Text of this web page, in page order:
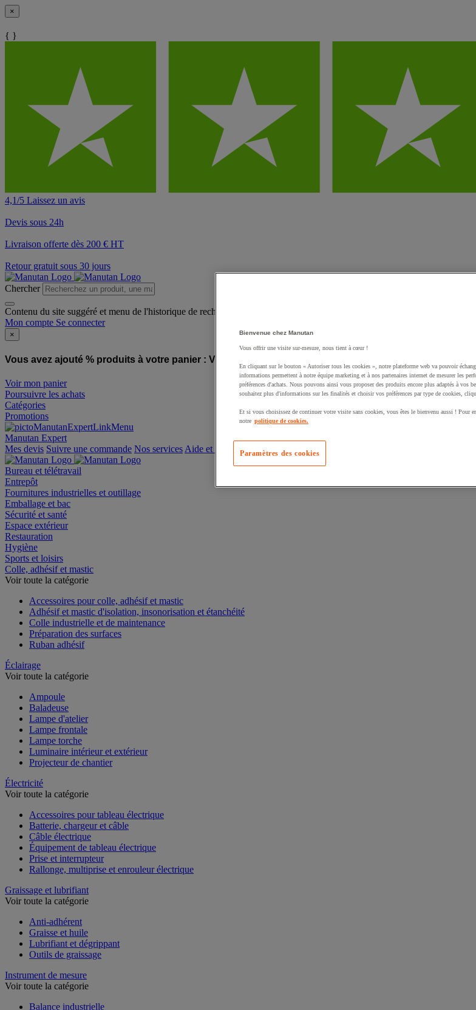
×
{ }
4,1/5 Laissez un avis
Devis sous 24h
Livraison offerte dès 200 € HT
Retour gratuit sous 30 jours
Chercher
Contenu du site suggéré et menu de l'historique de recherche
Mon compte Se connecter
×
Vous avez ajouté % produits à votre panier : Vous avez ajouté un produit à votre panier :
Voir mon panier
Poursuivre les achats
Catégories
Promotions
Manutan Expert
offre reconditionnée
Mes devis Suivre une commande Nos services Aide et contact
Bureau et télétravail
Entrepôt
Fournitures industrielles et outillage
Emballage et bac
Sécurité et santé
Espace extérieur
Restauration
Hygiène
Sports et loisirs
Colle, adhésif et mastic
Accessoires pour colle, adhésif et mastic
Adhésif et mastic d'isolation, insonorisation et étanchéité
Colle industrielle et de maintenance
Préparation des surfaces
Éclairage
Ampoule
Baladeuse
Lampe d'atelier
Lampe frontale
Lampe torche
Luminaire intérieur et extérieur
Électricité
Accessoires pour tableau électrique
Batterie, chargeur et câble
Câble électrique
Équipement de tableau électrique
Prise et interrupteur
Graissage et lubrifiant
Anti-adhérent
Graisse et huile
Lubrifiant et dégrippant
Instrument de mesure
Bienvenue chez Manutan
Vous offrir une visite sur-mesure, nous tient à cœur !
En cliquant sur le bouton « Autoriser tous les cookies », notre plateforme web va pouvoir
informations permettent à notre équipe marketing et à nos partenaires internet de mesurer les
préférences d'achats. Nous pouvons ainsi vous proposer des produits encore plus adaptés à vos
souhaitez plus d'informations sur les finalités et choisir vos préférences par type de cookies,
Et si vous choisissez de continuer votre visite sans cookies, vous êtes le bienvenu aussi ! Pour
notre politique de cookies.
Paramètres des cookies